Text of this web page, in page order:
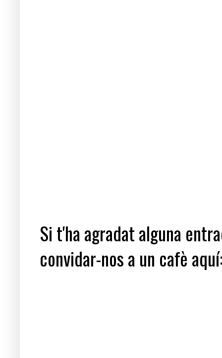
Si t'ha agradat alguna
convidar-nos a un cafè